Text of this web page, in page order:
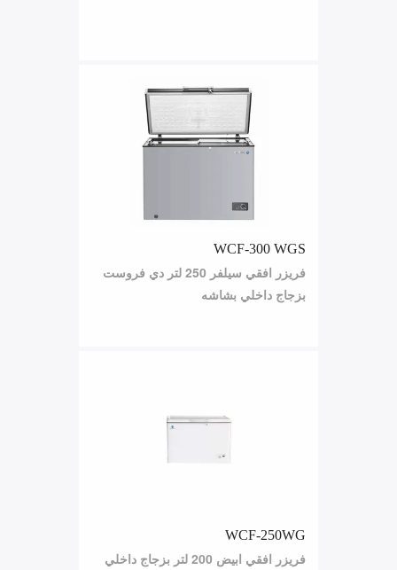
WCF-300 WGS
فريزر افقي سيلفر 250 لتر دي فروست
بزجاج داخلي بشاشه
WCF-250WG
فريزر افقي ابيض 200 لتر بزجاج داخلي